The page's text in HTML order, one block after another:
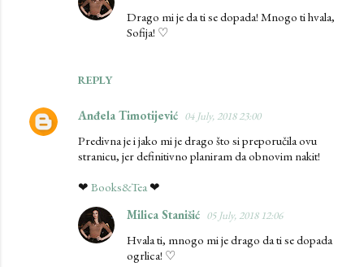
REPLY
Drago mi je da ti se dopada! Mnogo ti hvala,
Sofija! ♡
Anđela Timotijević 04 July, 2018 23:00
Predivna je i jako mi je drago što si preporučila ovu
stranicu, jer definitivno planiram da obnovim nakit!
❤ Books&Tea ❤
Milica Stanišić 05 July, 2018 12:06
Hvala ti, mnogo mi je drago da ti se dopada
ogrlica! ♡